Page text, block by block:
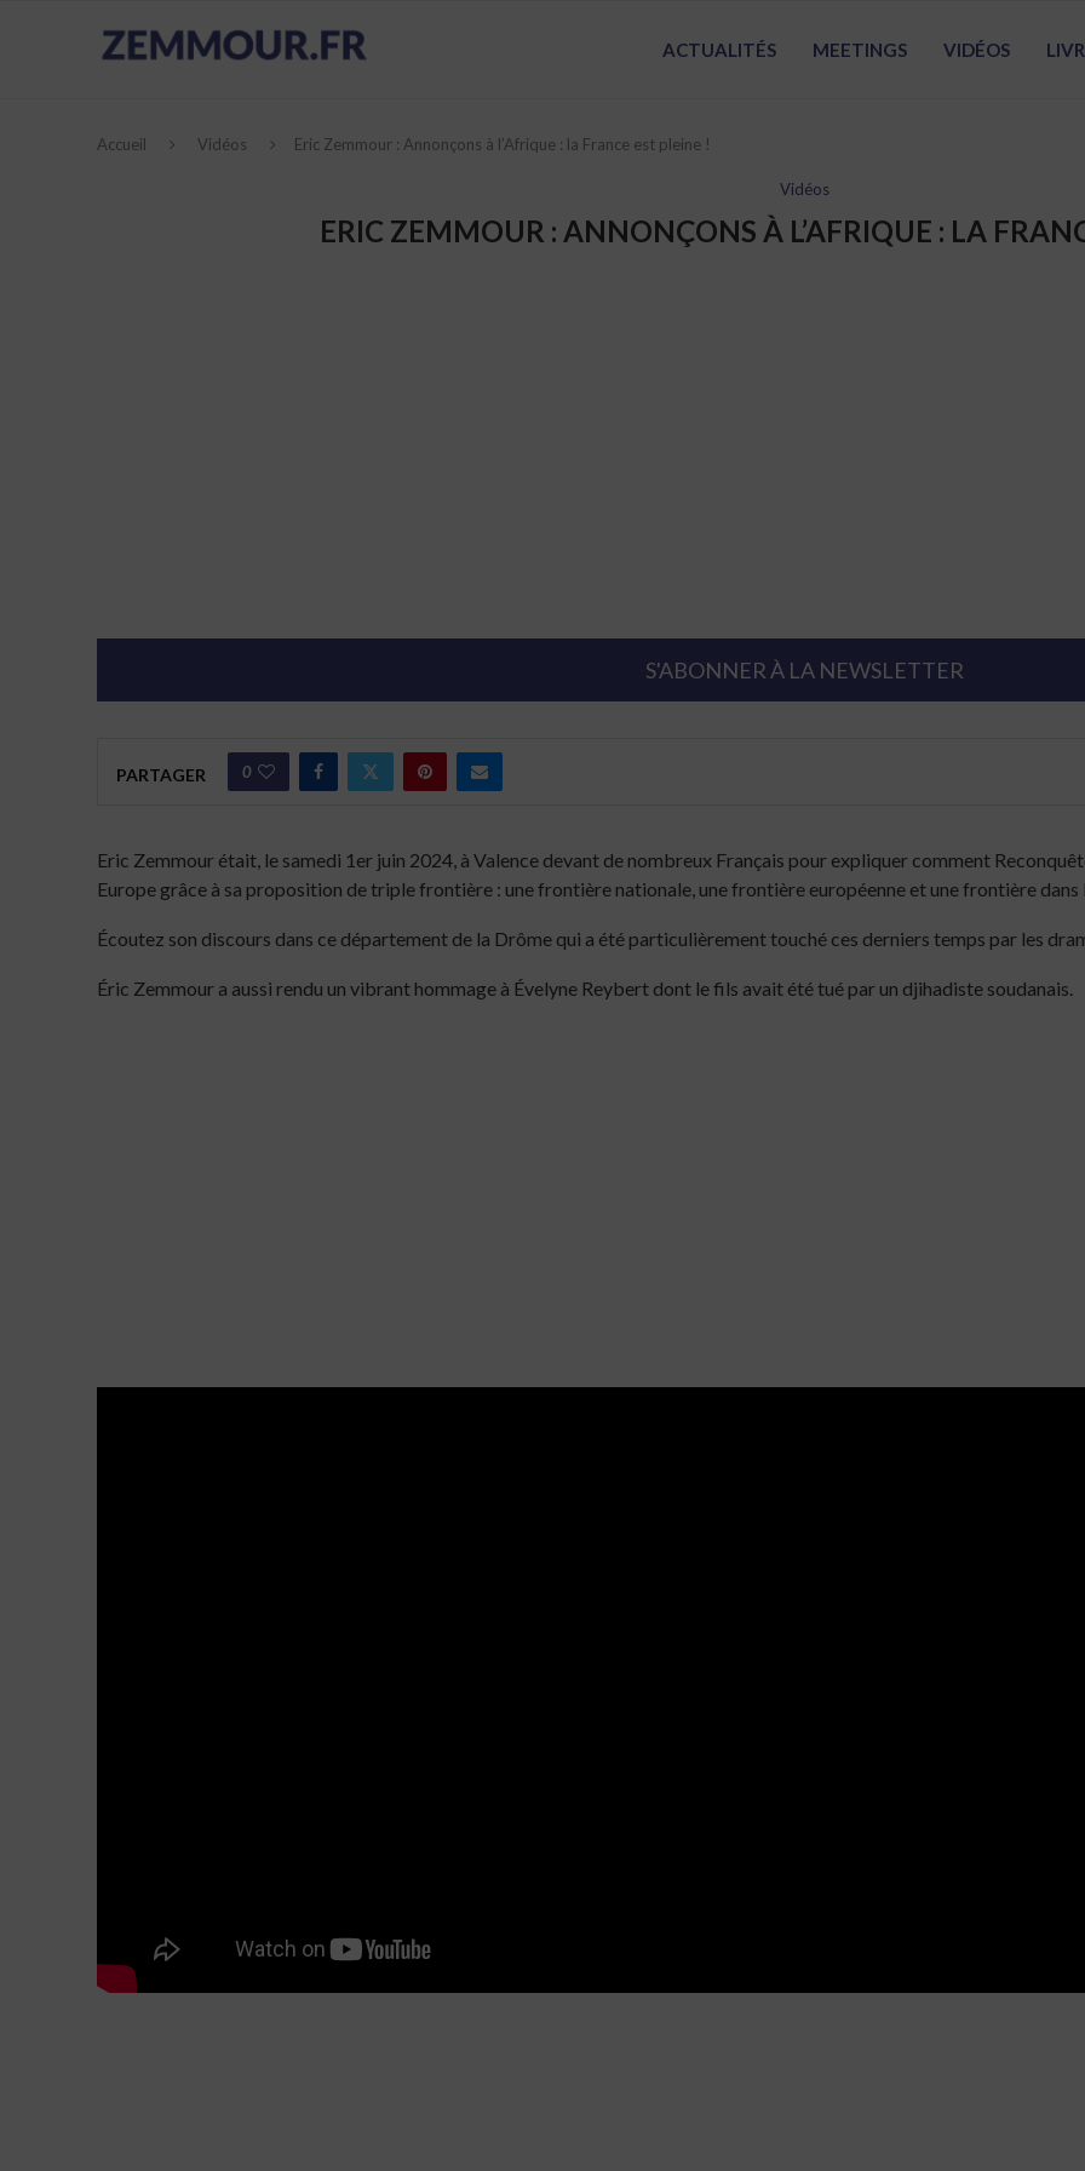
ACTUALITÉS MEETINGS VIDÉOS
Accueil Vidéos Eric Zemmour : Annonçons à l’Afrique : la France est pleine !
Vidéos
ERIC ZEMMOUR : ANNONÇONS À L’AFRIQUE : LA
S'ABONNER À LA NEWSLETTER
PARTAGER 0
Eric Zemmour était, le samedi 1er juin 2024, à Valence devant de nombreux Français pour expliquer comment
Europe grâce à sa proposition de triple frontière : une frontière nationale, une frontière européenne et une frontière dans
Écoutez son discours dans ce département de la Drôme qui a été particulièrement touché ces derniers temps par les
Éric Zemmour a aussi rendu un vibrant hommage à Évelyne Reybert dont le fils avait été tué par un djihadiste soudanais.